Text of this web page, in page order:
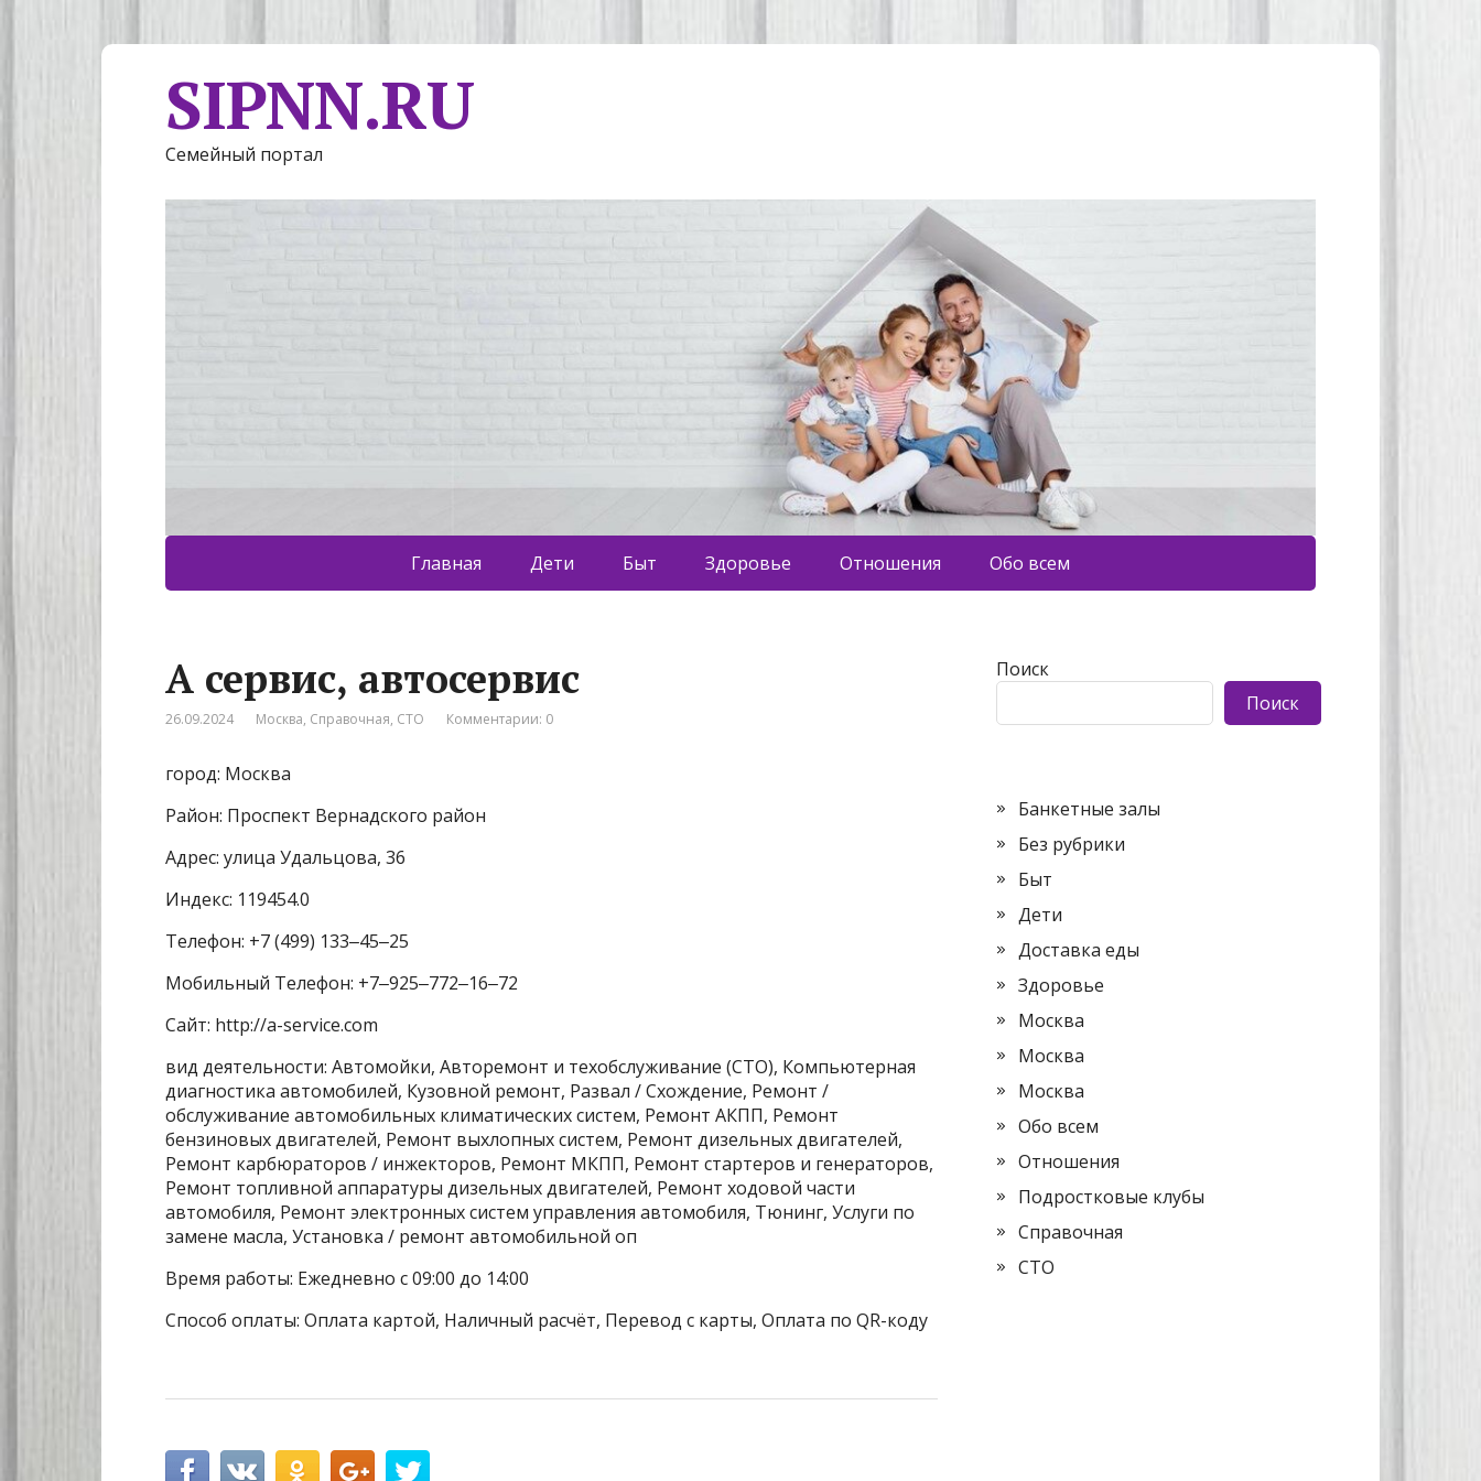
SIPNN.RU
Семейный портал
Главная Дети Быт Здоровье Отношения Обо всем
А сервис, автосервис
26.09.2024 Москва, Справочная, СТО Комментарии: 0
город: Москва
Район: Проспект Вернадского район
Адрес: улица Удальцова, 36
Индекс: 119454.0
Телефон: +7 (499) 133‒45‒25
Мобильный Телефон: +7‒925‒772‒16‒72
Сайт: http://a-service.com
вид деятельности: Автомойки, Авторемонт и техобслуживание (СТО), Компьютерная
диагностика автомобилей, Кузовной ремонт, Развал / Схождение, Ремонт /
обслуживание автомобильных климатических систем, Ремонт АКПП, Ремонт
бензиновых двигателей, Ремонт выхлопных систем, Ремонт дизельных двигателей,
Ремонт карбюраторов / инжекторов, Ремонт МКПП, Ремонт стартеров и генераторов,
Ремонт топливной аппаратуры дизельных двигателей, Ремонт ходовой части
автомобиля, Ремонт электронных систем управления автомобиля, Тюнинг, Услуги по
замене масла, Установка / ремонт автомобильной оп
Время работы: Ежедневно с 09:00 до 14:00
Способ оплаты: Оплата картой, Наличный расчёт, Перевод с карты, Оплата по QR-коду
Поиск
Поиск
Банкетные залы
Без рубрики
Быт
Дети
Доставка еды
Здоровье
Москва
Москва
Москва
Обо всем
Отношения
Подростковые клубы
Справочная
СТО